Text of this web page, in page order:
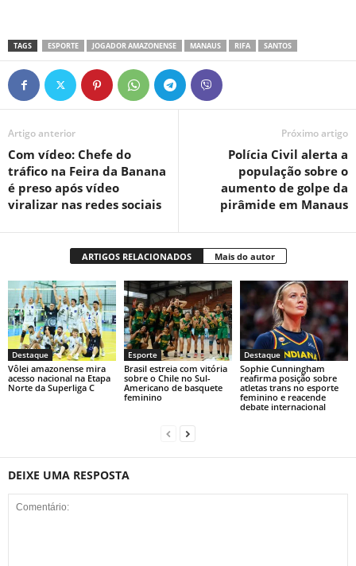
TAGS ESPORTE JOGADOR AMAZONENSE MANAUS RIFA SANTOS
Artigo anterior
Com vídeo: Chefe do
tráfico na Feira da Banana
é preso após vídeo
viralizar nas redes sociais
Próximo artigo
Polícia Civil alerta a
população sobre o
aumento de golpe da
pirâmide em Manaus
ARTIGOS RELACIONADOS Mais do autor
Destaque
Vôlei amazonense mira
acesso nacional na Etapa
Norte da Superliga C
Esporte
Brasil estreia com vitória
sobre o Chile no Sul-
Americano de basquete
feminino
Destaque
Sophie Cunningham
reafirma posição sobre
atletas trans no esporte
feminino e reacende
debate internacional
DEIXE UMA RESPOSTA